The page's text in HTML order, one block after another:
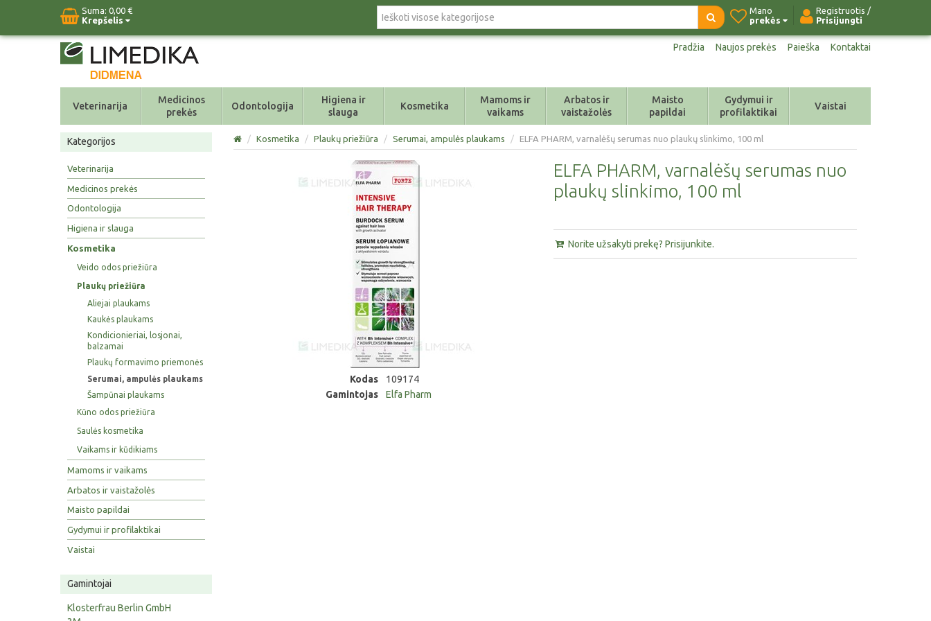
Suma: 0,00 €
Krepšelis
Registruotis /
Prisijungti
Mano
prekės
Pradžia Naujos prekės Paieška Kontaktai
Veterinarija
Medicinos
prekės
Odontologija
Higiena ir
slauga
Kosmetika
Mamoms ir
vaikams
Arbatos ir
vaistažolės
Maisto
papildai
Gydymui ir
profilaktikai
Vaistai
Kategorijos
Veterinarija
Medicinos prekės
Odontologija
Higiena ir slauga
Kosmetika
Veido odos priežiūra
Plaukų priežiūra
Aliejai plaukams
Kaukės plaukams
Kondicionieriai, losjonai,
balzamai
Plaukų formavimo priemonės
Serumai, ampulės plaukams
Šampūnai plaukams
Kūno odos priežiūra
Saulės kosmetika
Vaikams ir kūdikiams
Mamoms ir vaikams
Arbatos ir vaistažolės
Maisto papildai
Gydymui ir profilaktikai
Vaistai
Gamintojai
Klosterfrau Berlin GmbH
/ Kosmetika / Plaukų priežiūra / Serumai, ampulės plaukams / ELFA PHARM, varnalėšų serumas nuo plaukų slinkimo, 100 ml
Kodas
109174
Gamintojas
Elfa Pharm
ELFA PHARM, varnalėšų serumas nuo
plaukų slinkimo, 100 ml
Norite užsakyti prekę? Prisijunkite.